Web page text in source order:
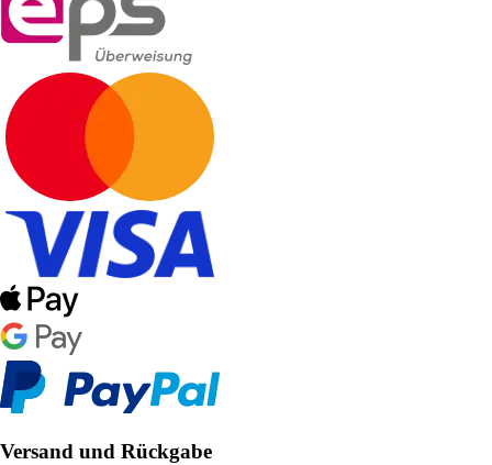
Versand und Rückgabe